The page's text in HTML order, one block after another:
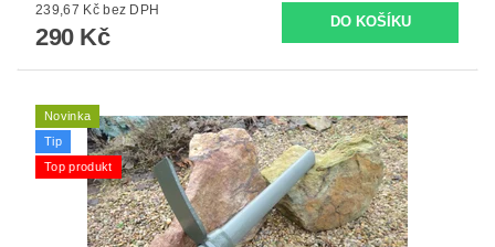
239,67 Kč bez DPH
290 Kč
Novinka
Tip
Top produkt